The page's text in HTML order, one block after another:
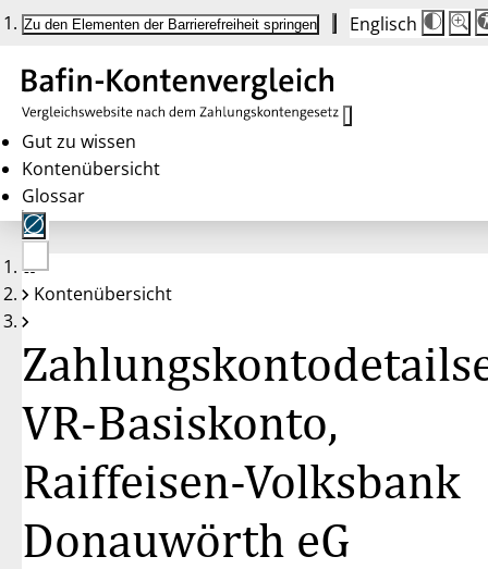
Zu den Elementen der Barrierefreiheit springen Englisch
Die
auf
100
100
Gut zu wissen
Kontenübersicht
Glossar
Keine
Konten
Kontenübersicht
VR-Basiskonto,
Raiffeisen-Volksbank
Donauwörth eG